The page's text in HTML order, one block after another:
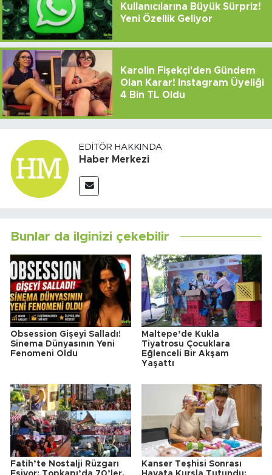
Kullanıcılarına Büyük Sürpriz!
Yeni Özellik Geliyor
Karolin Fişekçi'den Gündem
Olan Karar! Instagram Üyeliği
4 Bin TL Oldu
EDITÖR HAKKINDA
Haber Merkezi
Bunlar da ilginizi çekebilir
Obsession Gişeyi Salladı!
Sinema Dünyasının Yeni
Fenomeni Oldu
Maltepe’de Kukla
Tiyatrosu Çocuklara
Eğlenceli Bir Akşam
Yaşattı
Fatih’te Nostalji Rüzgarı
Kanser Teşhisi Sonrası